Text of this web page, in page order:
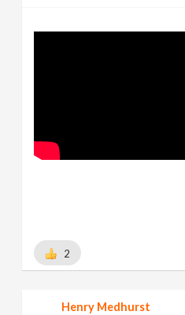
2
Henry Medhurst